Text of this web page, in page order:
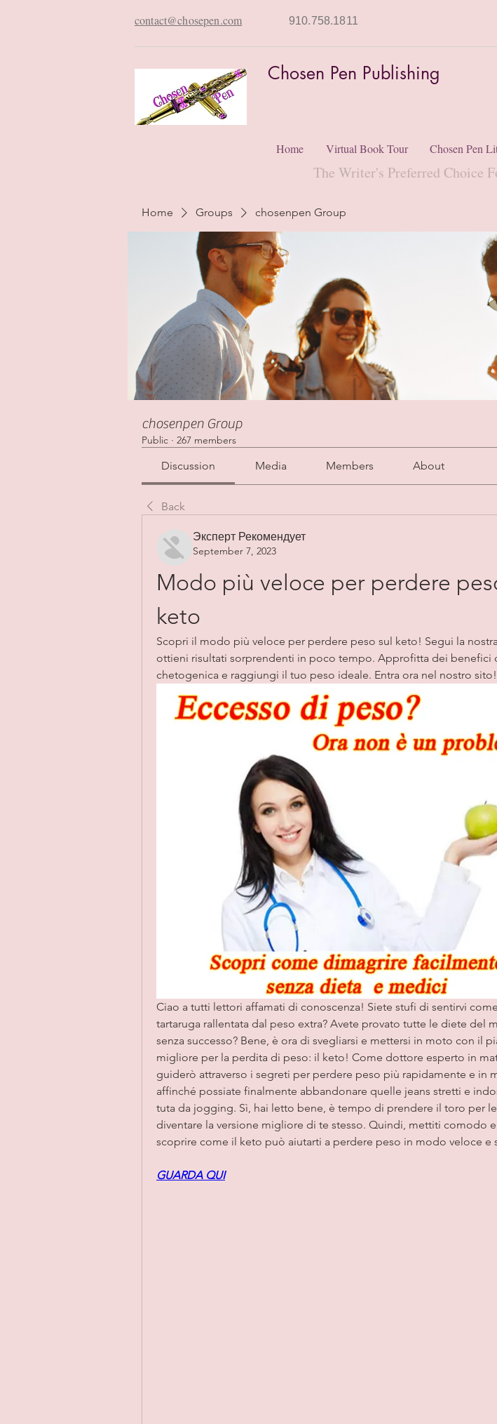
Chosen Pen Publishing
contact@chosepen.com 910.758.1811
Home Virtual Book Tour Chosen Pen
The Writer's Preferred Choice
Home Groups chosenpen Group
chosenpen Group
Public · 267 members
Discussion Media Members About
Back
Эксперт Рекомендует
September 7, 2023
Modo più veloce per perdere
keto
Scopri il modo più veloce per perdere peso sul keto! Segui la
ottieni risultati sorprendenti in poco tempo. Approfitta dei benefici
chetogenica e raggiungi il tuo peso ideale. Entra ora nel nostro sito!
Ciao a tutti lettori affamati di conoscenza! Siete stufi di sentirvi
tartaruga rallentata dal peso extra? Avete provato tutte le diete del
senza successo? Bene, è ora di svegliarsi e mettersi in moto con il
migliore per la perdita di peso: il keto! Come dottore esperto in
guiderò attraverso i segreti per perdere peso più rapidamente e in
affinché possiate finalmente abbandonare quelle jeans stretti e
tuta da jogging. Sì, hai letto bene, è tempo di prendere il toro per
diventare la versione migliore di te stesso. Quindi, mettiti comodo
scoprire come il keto può aiutarti a perdere peso in modo veloce e
GUARDA QUI